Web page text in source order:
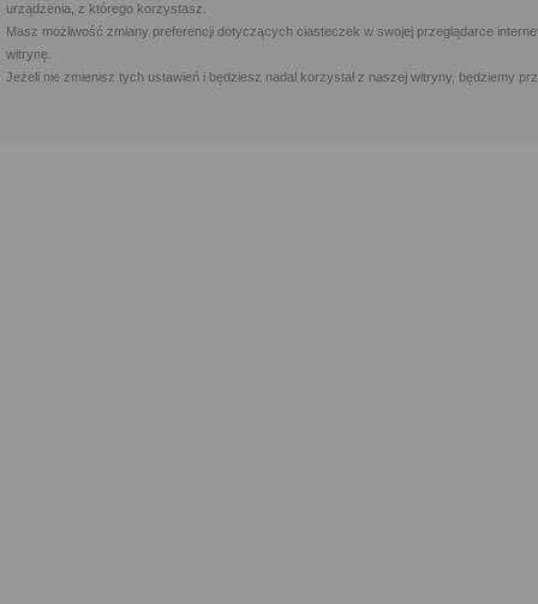
urządzenia, z którego korzystasz.
Masz możliwość zmiany preferencji dotyczących ciasteczek w swojej przeglądarce
witrynę.
Jeżeli nie zmienisz tych ustawień i będziesz nadal korzystał z naszej witryny, będziemy